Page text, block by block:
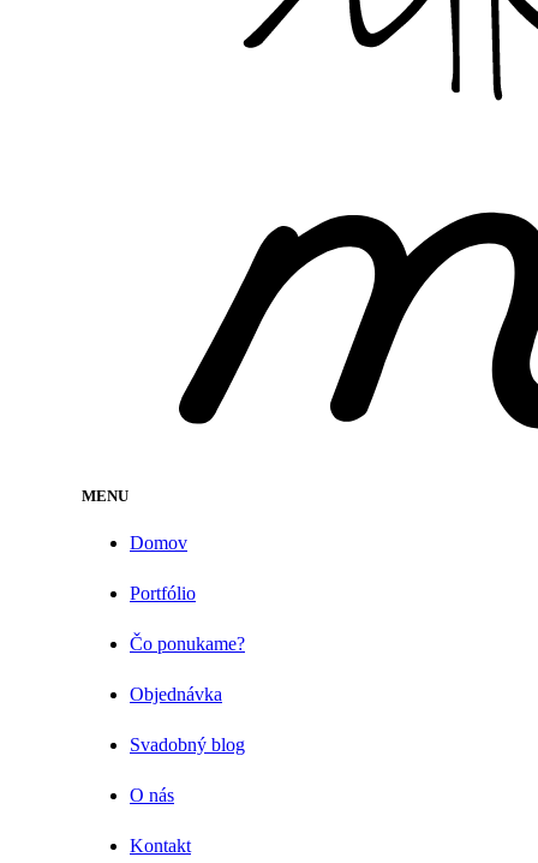
MENU
Domov
Portfólio
Čo ponukame?
Objednávka
Svadobný blog
O nás
Kontakt